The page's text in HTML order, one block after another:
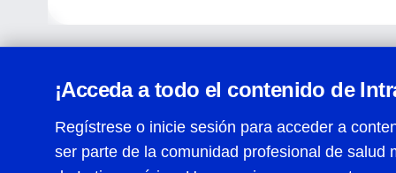
¡Acceda a todo el contenido de
Regístrese o inicie sesión para acceder a
ser parte de la comunidad profesional de salud
Centro de Ayuda